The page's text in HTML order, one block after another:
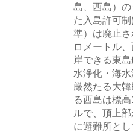
島、西島）
た入島許可
準）は廃止
ロメートル
岸できる東
水浄化・海
厳然たる大
る西島は標
ルで、頂上
に避難所と